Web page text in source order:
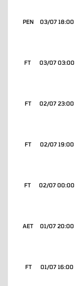
03/07 18:00
PEN
03/07 03:00
FT
02/07 23:00
FT
02/07 19:00
FT
02/07 00:00
FT
01/07 20:00
AET
01/07 16:00
FT